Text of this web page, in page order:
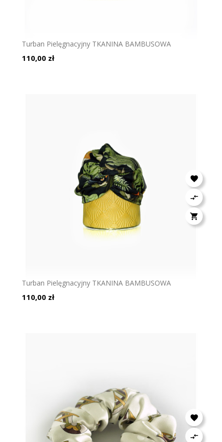
Turban Pielęgnacyjny TKANINA BAMBUSOWA
Cena
110,00 zł



Turban Pielęgnacyjny TKANINA BAMBUSOWA
Cena
110,00 zł

